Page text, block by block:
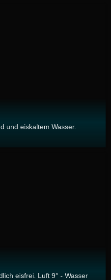
und eiskaltem Wasser.
eisfrei. Luft 9° - Wasser